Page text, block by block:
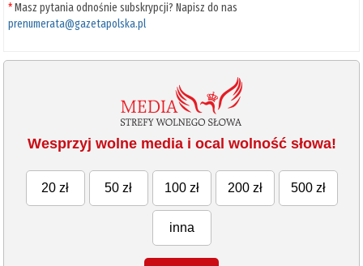
*Masz pytania odnośnie subskrypcji? Napisz do nas
prenumerata@gazetapolska.pl
Wesprzyj wolne media i ocal wolność słowa!
20 zł 50 zł 100 zł 200 zł 500 zł
inna